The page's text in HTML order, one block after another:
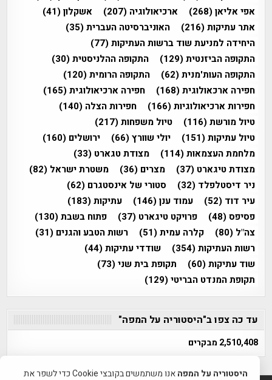
אפי אליאן(268) ארכיאולוגיה (207) אשקלון(41)
אתר עתיקות(216) האוניברסיטה העברית(35)
היחידה למניעת שוד ברשות העתיקות(77)
התקופה הביזנטית(129) התקופה ההלניסטית(30)
התקופה העות'מנית(62) התקופה הרומית(120)
חפירה ארכאולוגית(168) חפירה ארכיאולוגית(165)
חפירות ארכיאולוגיות(166) חפירות הצלה (140)
טיול מורשת(116) טיול משפחות(217)
טיול עתיקות(151) יולי שוורץ(66) ירושלים (160)
מלחמת העצמאות(114) מצודת טגארט (33)
מצודת טיגארט (37) מצרים (36) משטרת ישראל (82)
ניר דיסטלפלד (32) סטורי של אינסטגרם (62)
עיר דוד (52) עמוד ענן(146) עתיקות(183)
פסיפס(48) פרויקט טיגארט (37) פתוח בשבת(130)
צה"ל (80) קלרה עמית(51) רשות הטבע והגנים (31)
רשות העתיקות(354) שודדי עתיקות(44)
שוד עתיקות(60) תקופת בית שני(73)
תקופת המנדט הבריטי(129)
עד כה צפו ב"היסטוריה על המפה"
2,510,408 מבקרים
היסטוריה על המפה
אנו משתמשים בקובצי Cookie כדי לשפר את